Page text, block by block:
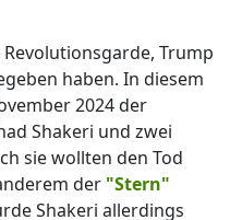
Trump
haben. In diesem
2024 der
Shakeri und zwei
sie wollten den Tod
der "Stern"
Shakeri allerdings